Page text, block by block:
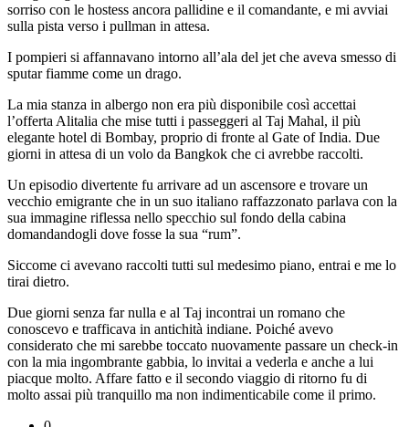
sorriso con le hostess ancora pallidine e il comandante, e mi avviai
sulla pista verso i pullman in attesa.
I pompieri si affannavano intorno all’ala del jet che aveva smesso di
sputar fiamme come un drago.
La mia stanza in albergo non era più disponibile così accettai
l’offerta Alitalia che mise tutti i passeggeri al Taj Mahal, il più
elegante hotel di Bombay, proprio di fronte al Gate of India. Due
giorni in attesa di un volo da Bangkok che ci avrebbe raccolti.
Un episodio divertente fu arrivare ad un ascensore e trovare un
vecchio emigrante che in un suo italiano raffazzonato parlava con la
sua immagine riflessa nello specchio sul fondo della cabina
domandandogli dove fosse la sua “rum”.
Siccome ci avevano raccolti tutti sul medesimo piano, entrai e me lo
tirai dietro.
Due giorni senza far nulla e al Taj incontrai un romano che
conoscevo e trafficava in antichità indiane. Poiché avevo
considerato che mi sarebbe toccato nuovamente passare un check-in
con la mia ingombrante gabbia, lo invitai a vederla e anche a lui
piacque molto. Affare fatto e il secondo viaggio di ritorno fu di
molto assai più tranquillo ma non indimenticabile come il primo.